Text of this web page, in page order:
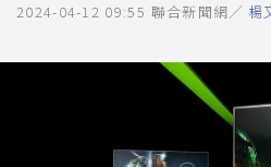
2024-04-12 09:55 聯合新聞網／ 楊